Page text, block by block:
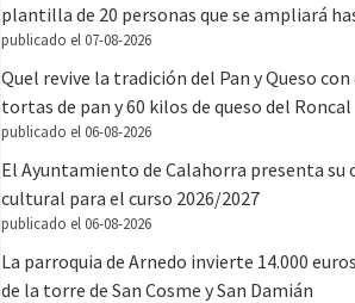
plantilla de 20 personas que se ampliará
publicado el 07-08-2026
Quel revive la tradición del Pan y Queso
tortas de pan y 60 kilos de queso del Roncal
publicado el 06-08-2026
El Ayuntamiento de Calahorra presenta
cultural para el curso 2026/2027
publicado el 06-08-2026
La parroquia de Arnedo invierte 14.000
de la torre de San Cosme y San Damián